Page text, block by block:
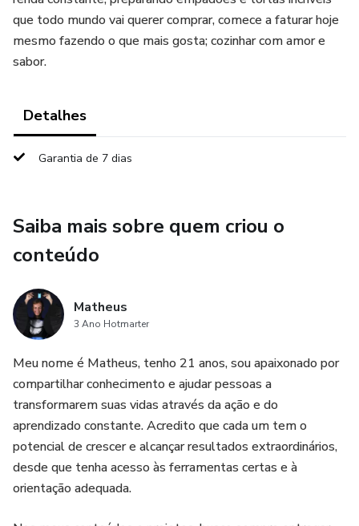
que todo mundo vai querer comprar, comece a faturar hoje
mesmo fazendo o que mais gosta; cozinhar com amor e
sabor.
Detalhes
Garantia de 7 dias
Saiba mais sobre quem criou o
conteúdo
Matheus
3 Ano Hotmarter
Meu nome é Matheus, tenho 21 anos, sou apaixonado por
compartilhar conhecimento e ajudar pessoas a
transformarem suas vidas através da ação e do
aprendizado constante. Acredito que cada um tem o
potencial de crescer e alcançar resultados extraordinários,
desde que tenha acesso às ferramentas certas e à
orientação adequada.